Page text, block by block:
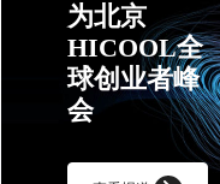
HICOOL全
球创业者峰